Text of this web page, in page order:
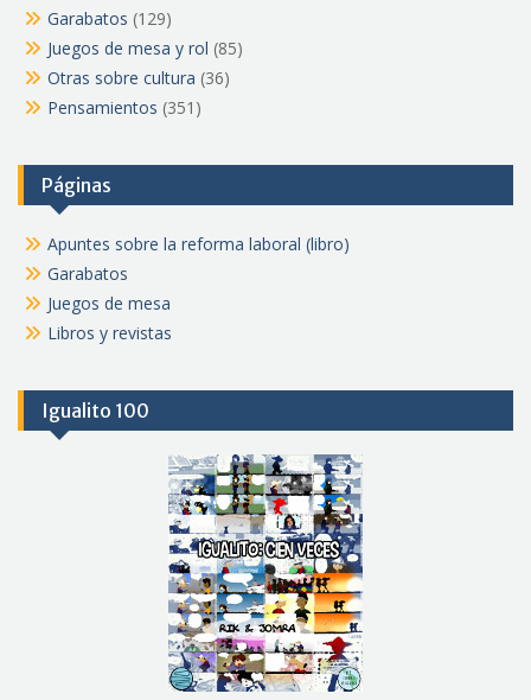
Garabatos (129)
Juegos de mesa y rol (85)
Otras sobre cultura (36)
Pensamientos (351)
Páginas
Apuntes sobre la reforma laboral (libro)
Garabatos
Juegos de mesa
Libros y revistas
Igualito 100